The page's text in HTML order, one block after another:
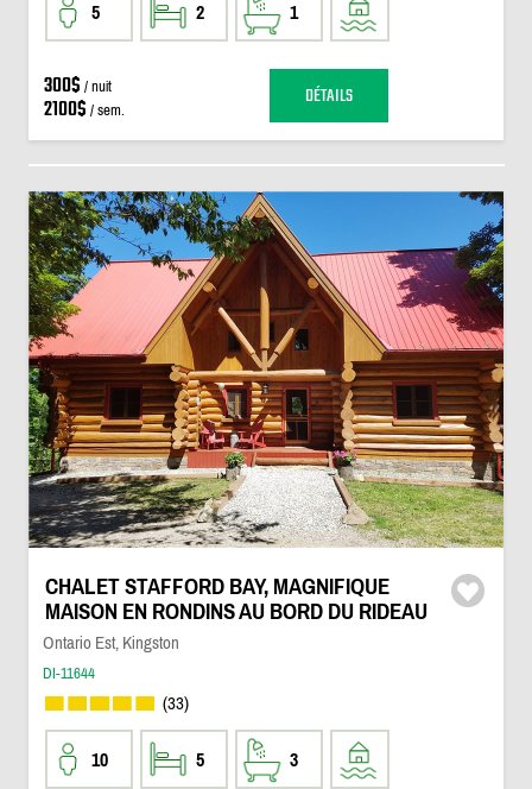
5 2 1
300$ / nuit
2100$ / sem. DÉTAILS
CHALET STAFFORD BAY, MAGNIFIQUE
MAISON EN RONDINS AU BORD DU RIDEAU
Ontario Est, Kingston
DI-11644
(33)
10 5 3